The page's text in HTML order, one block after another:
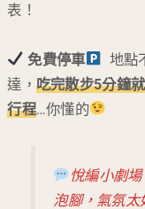
表！
免費停車
地點
達， 吃完散步5分鐘
行程…你懂的
悅編小劇
泡腳，氣氛